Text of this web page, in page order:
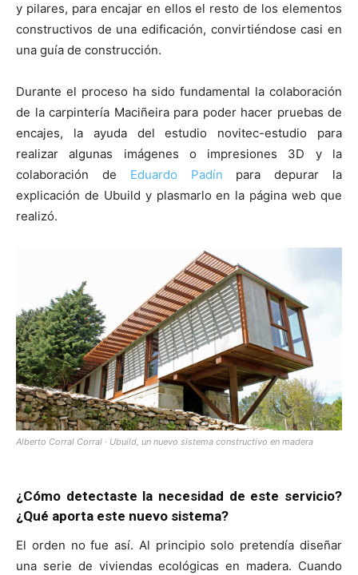
y pilares, para encajar en ellos el resto de los elementos
constructivos de una edificación, convirtiéndose casi en
una guía de construcción.
Durante el proceso ha sido fundamental la colaboración
de la carpintería Maciñeira para poder hacer pruebas de
encajes, la ayuda del estudio novitec-estudio para
realizar algunas imágenes o impresiones 3D y la
colaboración de Eduardo Padín para depurar la
explicación de Ubuild y plasmarlo en la página web que
realizó.
Alberto Corral Corral · Ubuild, un nuevo sistema constructivo en madera
¿Cómo detectaste la necesidad de este servicio?
¿Qué aporta este nuevo sistema?
El orden no fue así. Al principio solo pretendía diseñar
una serie de viviendas ecológicas en madera. Cuando